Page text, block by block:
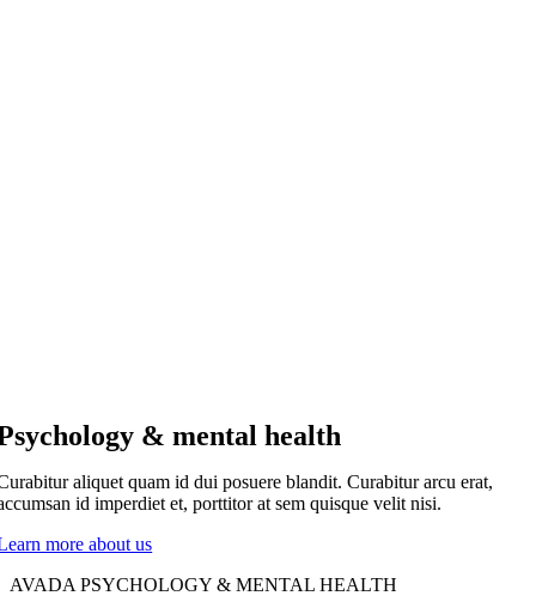
& mental health
aliquet quam id dui posuere blandit. Curabitur arcu erat,
id imperdiet et, porttitor at sem quisque velit nisi.
more about us
AVADA PSYCHOLOGY & MENTAL HEALTH